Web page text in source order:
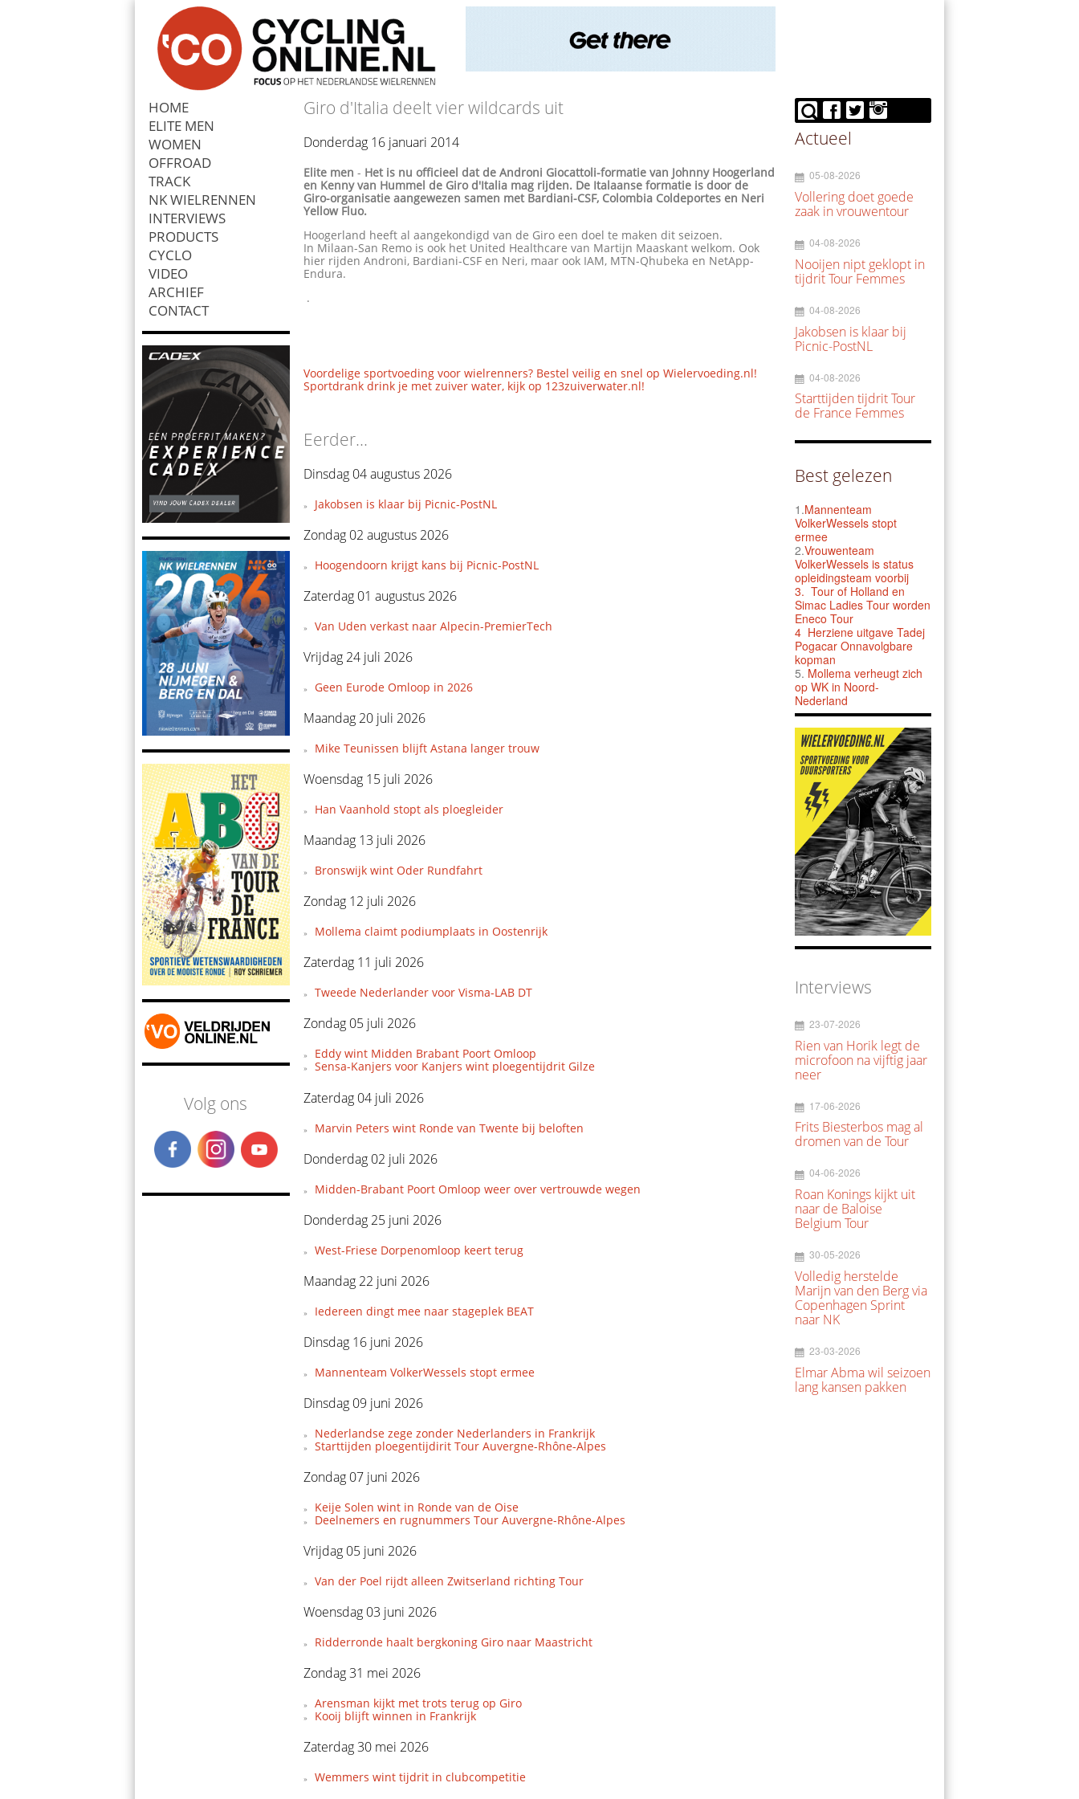
HOME
ELITE MEN
WOMEN
OFFROAD
TRACK
NK WIELRENNEN
INTERVIEWS
PRODUCTS
CYCLO
VIDEO
ARCHIEF
CONTACT
Zoek
Volg ons
Giro d'Italia deelt vier wildcards uit
Donderdag 16 januari 2014
Elite men - Het is nu officieel dat de Androni Giocattoli-formatie van Johnny Hoogerland
en Kenny van Hummel de Giro d'Italia mag rijden. De Italaanse formatie is door de
Giro-organisatie aangewezen samen met Bardiani-CSF, Colombia Coldeportes en Neri
Yellow Fluo.
Hoogerland heeft al aangekondigd van de Giro een doel te maken dit seizoen.
In Milaan-San Remo is ook het United Healthcare van Martijn Maaskant welkom. Ook
hier rijden Androni, Bardiani-CSF en Neri, maar ook IAM, MTN-Qhubeka en NetApp-
Endura.
.
Voordelige sportvoeding voor wielrenners? Bestel veilig en snel op Wielervoeding.nl!
Sportdrank drink je met zuiver water, kijk op 123zuiverwater.nl!
Eerder...
Dinsdag 04 augustus 2026
Jakobsen is klaar bij Picnic-PostNL
Zondag 02 augustus 2026
Hoogendoorn krijgt kans bij Picnic-PostNL
Zaterdag 01 augustus 2026
Van Uden verkast naar Alpecin-PremierTech
Vrijdag 24 juli 2026
Geen Eurode Omloop in 2026
Maandag 20 juli 2026
Mike Teunissen blijft Astana langer trouw
Woensdag 15 juli 2026
Han Vaanhold stopt als ploegleider
Maandag 13 juli 2026
Bronswijk wint Oder Rundfahrt
Zondag 12 juli 2026
Mollema claimt podiumplaats in Oostenrijk
Zaterdag 11 juli 2026
Tweede Nederlander voor Visma-LAB DT
Zondag 05 juli 2026
Eddy wint Midden Brabant Poort Omloop
Sensa-Kanjers voor Kanjers wint ploegentijdrit Gilze
Zaterdag 04 juli 2026
Marvin Peters wint Ronde van Twente bij beloften
Donderdag 02 juli 2026
Midden-Brabant Poort Omloop weer over vertrouwde wegen
Donderdag 25 juni 2026
West-Friese Dorpenomloop keert terug
Maandag 22 juni 2026
Iedereen dingt mee naar stageplek BEAT
Dinsdag 16 juni 2026
Mannenteam VolkerWessels stopt ermee
Dinsdag 09 juni 2026
Nederlandse zege zonder Nederlanders in Frankrijk
Starttijden ploegentijdirit Tour Auvergne-Rhône-Alpes
Zondag 07 juni 2026
Keije Solen wint in Ronde van de Oise
Deelnemers en rugnummers Tour Auvergne-Rhône-Alpes
Vrijdag 05 juni 2026
Van der Poel rijdt alleen Zwitserland richting Tour
Woensdag 03 juni 2026
Ridderronde haalt bergkoning Giro naar Maastricht
Zondag 31 mei 2026
Arensman kijkt met trots terug op Giro
Kooij blijft winnen in Frankrijk
Zaterdag 30 mei 2026
Wemmers wint tijdrit in clubcompetitie
Actueel
05-08-2026
Vollering doet goede
zaak in vrouwentour
04-08-2026
Nooijen nipt geklopt in
tijdrit Tour Femmes
04-08-2026
Jakobsen is klaar bij
Picnic-PostNL
04-08-2026
Starttijden tijdrit Tour
de France Femmes
Best gelezen
1.Mannenteam
VolkerWessels stopt
ermee
2.Vrouwenteam
VolkerWessels is status
opleidingsteam voorbij
3. Tour of Holland en
Simac Ladies Tour worden
Eneco Tour
4 Herziene uitgave Tadej
Pogacar Onnavolgbare
kopman
5. Mollema verheugt zich
op WK in Noord-
Nederland
Interviews
23-07-2026
Rien van Horik legt de
microfoon na vijftig jaar
neer
17-06-2026
Frits Biesterbos mag al
dromen van de Tour
04-06-2026
Roan Konings kijkt uit
naar de Baloise
Belgium Tour
30-05-2026
Volledig herstelde
Marijn van den Berg via
Copenhagen Sprint
naar NK
23-03-2026
Elmar Abma wil seizoen
lang kansen pakken